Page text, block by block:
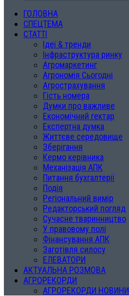
ГОЛОВНА
СПЕЦТЕМА
СТАТТІ
Ідеї & тренди
Інфраструктура ринку
Агромаркетинг
Агрономія Сьогодні
Агрострахування
Гість номера
Думки про важливе
Економічний гектар
Експертна думка
Життєве середовище
Зберігання
Кермо керівника
Механізація АПК
Питання бухгалтерії
Подія
Регіональний вимір
Редакторський погляд
Сучасне тваринництво
У правовому полі
Фінансування АПК
Заготівля силосу
ЕЛЕВАТОРИ
АКТУАЛЬНА РОЗМОВА
АГРОРЕКОРДИ
АГРОРЕКОРДИ НОВИНИ